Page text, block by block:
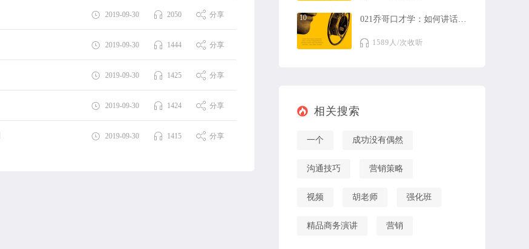
2019-09-30 2050 分享
2019-09-30 1444 分享
2019-09-30 1425 分享
2019-09-30 1424 分享
2019-09-30 1415 分享
10 021乔哥口才学：如何讲话更有说服力？
1589人/次收听
相关搜索
一个 成功没有偶然
沟通技巧 营销策略
视频 胡老师 强化班
精品商务演讲 营销